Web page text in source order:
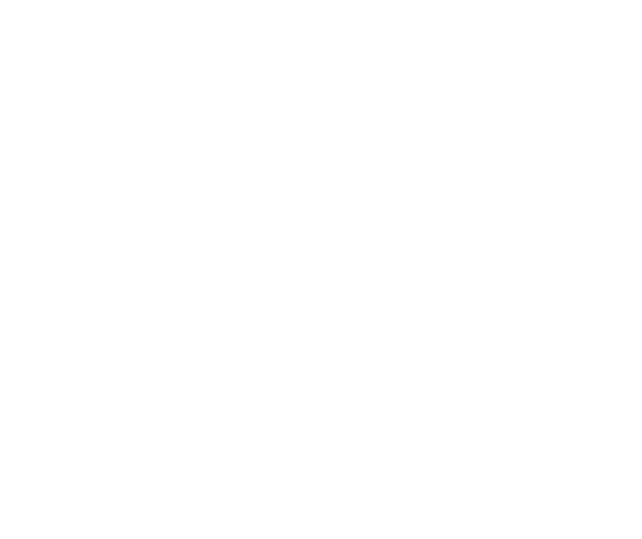
část, trezor (za poplatek), terasa